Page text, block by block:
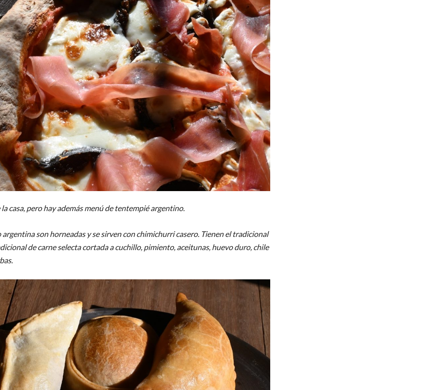
la casa, pero hay además menú de tentempié argentino.
argentina son horneadas y se sirven con chimichurri casero. Tienen el tradicional
de carne selecta cortada a cuchillo, pimiento, aceitunas, huevo duro, chile